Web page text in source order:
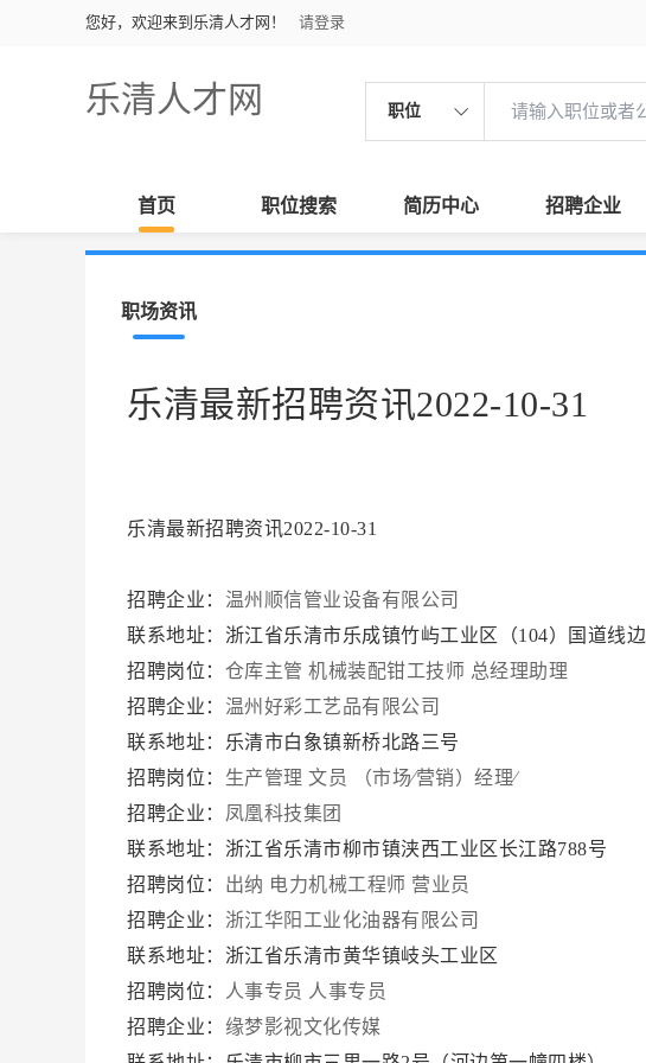
您好，欢迎来到乐清人才网！ 请登录
乐清人才网 职位
首页 职位搜索 简历中心 招聘企业
职场资讯
乐清最新招聘资讯2022-10-31
乐清最新招聘资讯2022-10-31
招聘企业： 温州顺信管业设备有限公司
联系地址：浙江省乐清市乐成镇竹屿工业区（104）国道线边
招聘岗位： 仓库主管 机械装配钳工技师 总经理助理
招聘企业： 温州好彩工艺品有限公司
联系地址：乐清市白象镇新桥北路三号
招聘岗位： 生产管理 文员
（市场∕营销）经理∕
招聘企业： 凤凰科技集团
联系地址：浙江省乐清市柳市镇浃西工业区长江路788号
招聘岗位： 出纳 电力机械工程师 营业员
招聘企业： 浙江华阳工业化油器有限公司
联系地址：浙江省乐清市黄华镇岐头工业区
招聘岗位：
人事专员 人事专员
招聘企业： 缘梦影视文化传媒